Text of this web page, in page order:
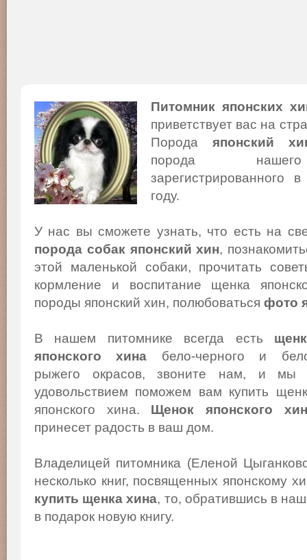
Питомник японских
приветствует вас на
Порода японский
порода
году.
У нас вы сможете узнать, что есть на
порода собак японский хин,
этой маленькой собаки, прочитать
кормление и воспитание щенка
породы японский хин, полюбоваться фото
В нашем питомнике всегда есть
японского хина бело-черного и
рыжего окрасов, звоните нам, и мы
удовольствием поможем вам купить
японского хина. Щенок японского
принесет радость в ваш дом.
Владелицей питомника (Еленой
несколько книг, посвященных японскому
купить щенка хина, то, обратившись в
в подарок новую книгу.